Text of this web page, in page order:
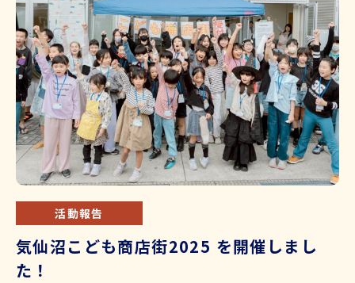
活動報告
気仙沼こども商店街2025 を開催しまし
た！